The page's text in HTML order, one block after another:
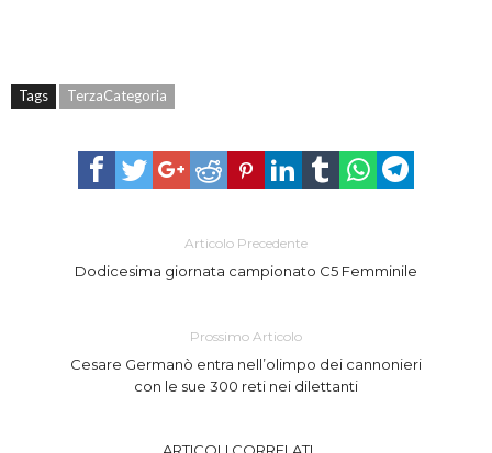
Tags TerzaCategoria
Articolo Precedente
Dodicesima giornata campionato C5 Femminile
Prossimo Articolo
Cesare Germanò entra nell’olimpo dei cannonieri
con le sue 300 reti nei dilettanti
ARTICOLI CORRELATI